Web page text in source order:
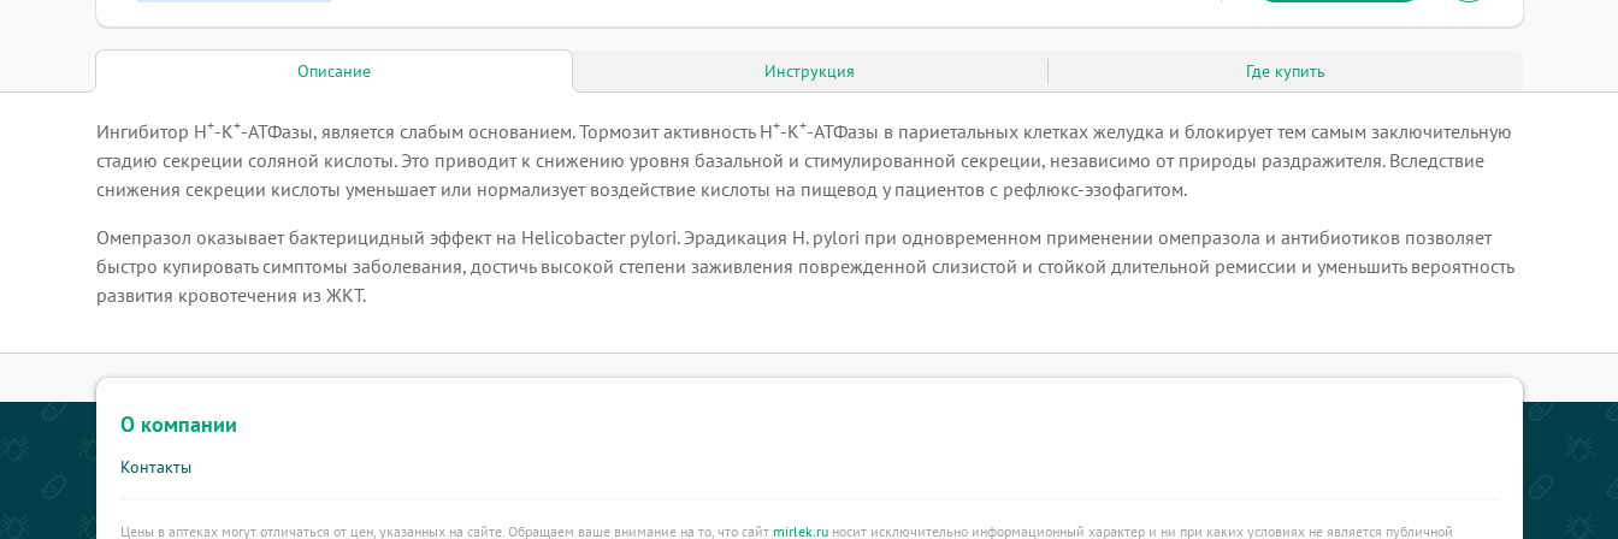
Описание Инструкция Где купить
Ингибитор H+-K+-АТФазы, является слабым основанием. Тормозит активность H+-K+-АТФазы в париетальных клетках желудка и блокирует тем самым заключительную
стадию секреции соляной кислоты. Это приводит к снижению уровня базальной и стимулированной секреции, независимо от природы раздражителя. Вследствие
снижения секреции кислоты уменьшает или нормализует воздействие кислоты на пищевод у пациентов с рефлюкс-эзофагитом.
Омепразол оказывает бактерицидный эффект на Helicobacter pylori. Эрадикация H. pylori при одновременном применении омепразола и антибиотиков позволяет
быстро купировать симптомы заболевания, достичь высокой степени заживления поврежденной слизистой и стойкой длительной ремиссии и уменьшить вероятность
развития кровотечения из ЖКТ.
О компании
Контакты
Цены в аптеках могут отличаться от цен, указанных на сайте. Обращаем ваше внимание на то, что сайт mirlek.ruносит исключительно информационный характер и ни при каких условиях не является публичной